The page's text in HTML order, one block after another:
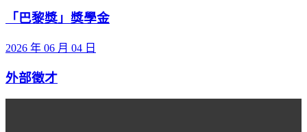
「巴黎獎」獎學金
2026 年 06 月 04 日
外部徵才